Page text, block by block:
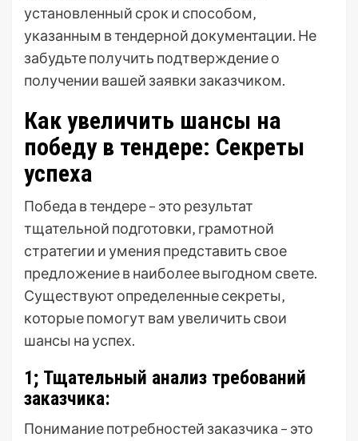
установленный срок и способом‚
указанным в тендерной документации. Не
забудьте получить подтверждение о
получении вашей заявки заказчиком.
Как увеличить шансы на
победу в тендере: Секреты
успеха
Победа в тендере – это результат
тщательной подготовки‚ грамотной
стратегии и умения представить свое
предложение в наиболее выгодном свете.
Существуют определенные секреты‚
которые помогут вам увеличить свои
шансы на успех.
1; Тщательный анализ требований
заказчика:
Понимание потребностей заказчика – это